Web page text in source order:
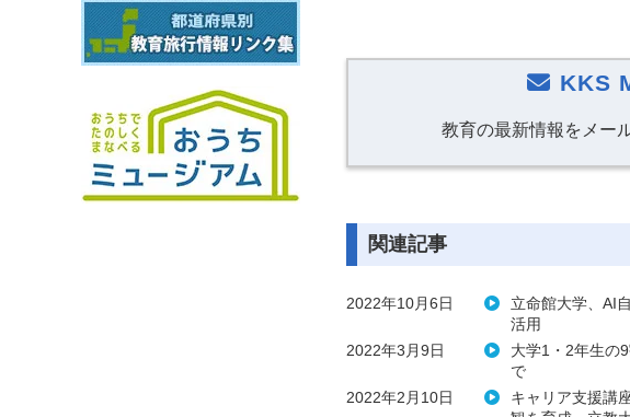
KKS
教育の最新情報をメー
関連記事
2022年10月6日
立命館大学、AI
活用
2022年3月9日
大学1・2年生の
で
2022年2月10日
キャリア支援講